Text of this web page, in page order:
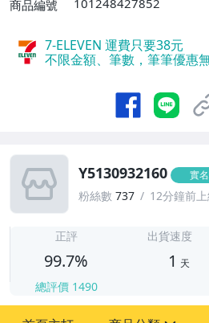
商品編號
101248427852
7-ELEVEN 運費只要38元
不限金額、筆數，筆筆優惠
Y5130932160 實
粉絲數 737 12分鐘前
正評
99.7%
總評價 1490
出貨速度
1 天